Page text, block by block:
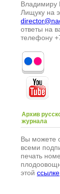
Владимиру
Лищуку на
ответы на
телефону
Архив
журнала
Вы можете
всеми
печать
этой ссылке